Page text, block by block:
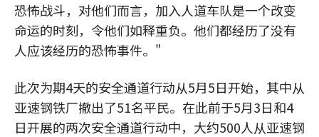
恐怖战斗，对他们而言，加入人道车队是一个改变
命运的时刻，令他们如释重负。他们都经历了没有
人应该经历的恐怖事件。"
此次为期4天的安全通道行动从5月5日开始，其中从
亚速钢铁厂撤出了51名平民。在此前于5月3日和4
日开展的两次安全通道行动中，大约500人从亚速钢